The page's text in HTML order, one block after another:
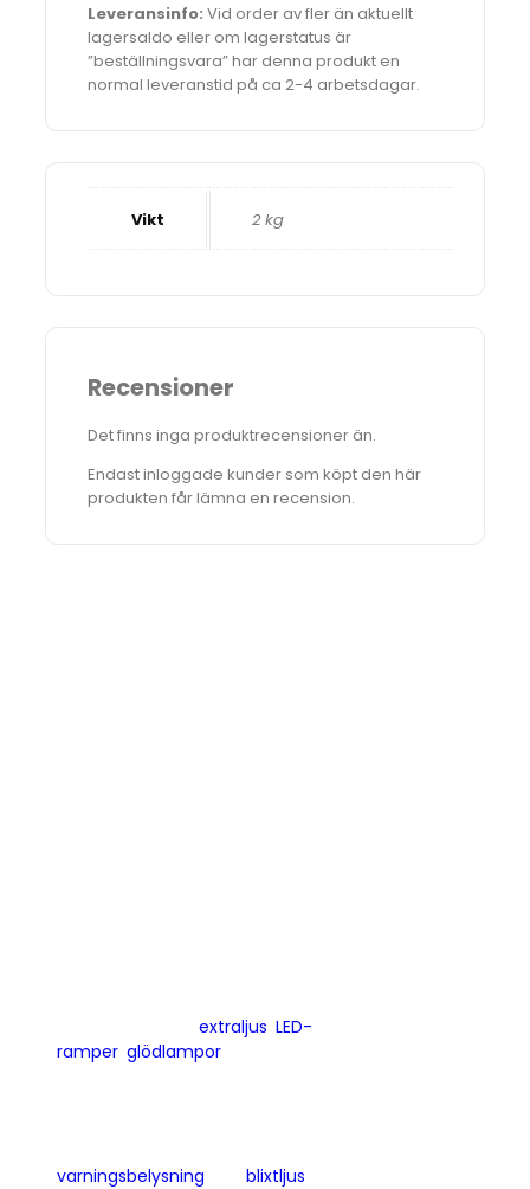
Leveransinfo: Vid order av fler än aktuellt
lagersaldo eller om lagerstatus är
”beställningsvara” har denna produkt en
normal leveranstid på ca 2-4 arbetsdagar.
Vikt 2 kg
Recensioner
Det finns inga produktrecensioner än.
Endast inloggade kunder som köpt den här
produkten får lämna en recension.
extraljus LED-
ramper glödlampor
varningsbelysning
blixtljus